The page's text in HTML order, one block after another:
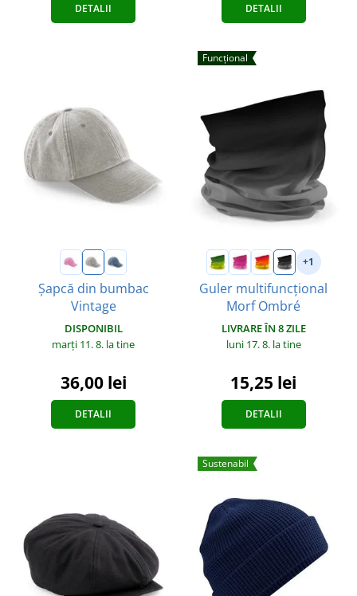
DETALII DETALII
Șapcă din bumbac
Vintage
DISPONIBIL
marți 11. 8. la tine
36,00 lei
DETALII
Funcțional
+1
Guler multifuncțional
Morf Ombré
LIVRARE ÎN 8 ZILE
luni 17. 8. la tine
15,25 lei
DETALII
Sustenabil